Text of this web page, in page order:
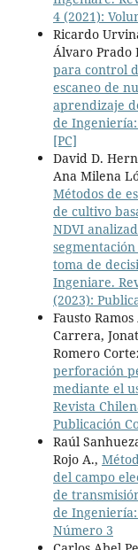
4 (2021):
Ricardo
Álvaro Prado
para control
escaneo de
aprendizaje
de
[PC]
David D.
Ana Milena
Métodos de
de cultivo
NDVI
toma de
Ingeniare.
(2023):
Fausto
Carrera,
Romero
perforación
mediante el
Revista
Publicación
Raúl
Rojo A.,
del campo
de
de Ingeniería:
Número 3